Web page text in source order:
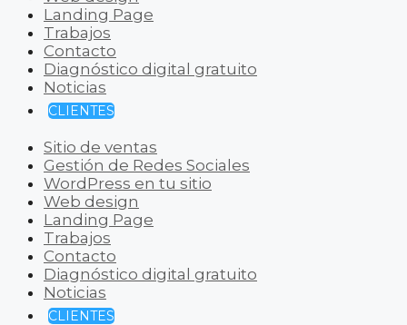
Landing Page
Trabajos
Contacto
Diagnóstico digital gratuito
Noticias
CLIENTES
Sitio de ventas
Gestión de Redes Sociales
WordPress en tu sitio
Web design
Landing Page
Trabajos
Contacto
Diagnóstico digital gratuito
Noticias
CLIENTES